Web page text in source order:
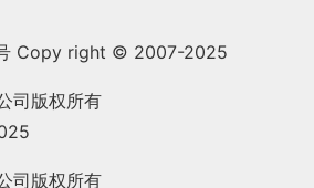
Copy right © 2007-2025
司版权所有
司版权所有